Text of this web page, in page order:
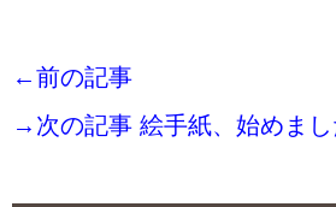
←前の記事
→次の記事 絵手紙、始めまし